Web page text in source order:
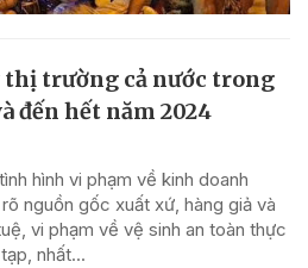
thị trường cả nước trong
đến hết năm 2024
hình vi phạm về kinh doanh
nguồn gốc xuất xứ, hàng giả và
vi phạm về vệ sinh an toàn thực
nhất...